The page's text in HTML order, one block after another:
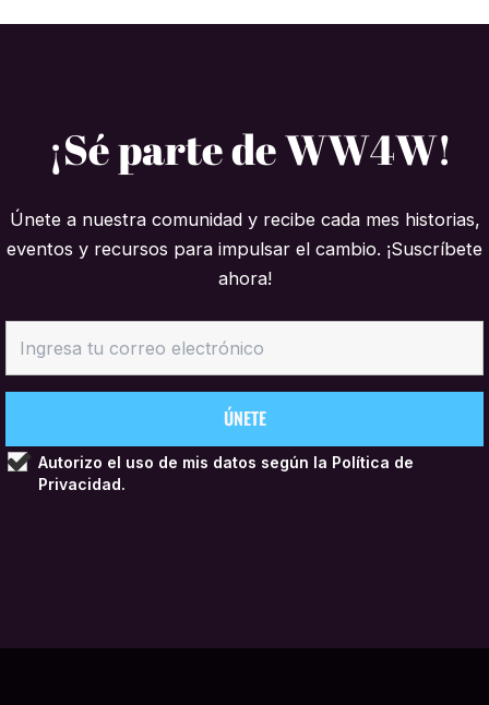
¡Sé parte de WW4W!
Únete a nuestra comunidad y recibe cada mes historias,
eventos y recursos para impulsar el cambio. ¡Suscríbete
ahora!
Autorizo el uso de mis datos según la Política de
Privacidad.